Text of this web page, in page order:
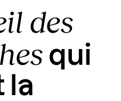
des
qui
la